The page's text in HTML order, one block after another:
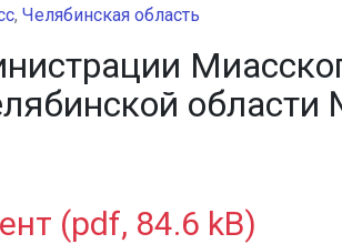
, Челябинская область
(pdf, 84.6 kB)